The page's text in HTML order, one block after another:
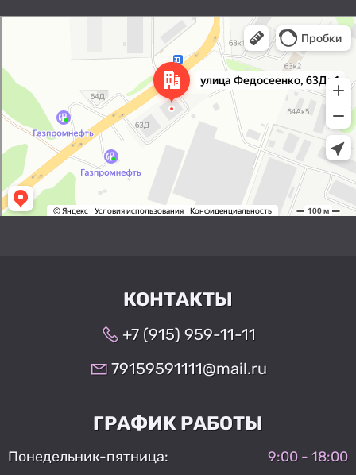
Нижний Новгород
Улица Федосеенко, 63Дк1 —
Яндекс Карты
КОНТАКТЫ
+7 (915) 959-11-11
79159591111@mail.ru
ГРАФИК РАБОТЫ
Понедельник-пятница:
9:00 - 18:00